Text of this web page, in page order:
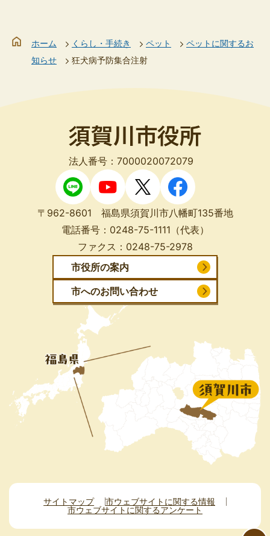
ホーム くらし・手続き ペット
ペットに関するお
知らせ
狂犬病予防集合注射
法人番号：7000020072079
〒962-8601 福島県須賀川市八幡町135番地
電話番号： 0248-75-1111 （代表）
ファクス： 0248-75-2978
市役所の案内
市へのお問い合わせ
サイトマップ
市ウェブサイトに関する情報
市ウェブサイトに関するアンケート